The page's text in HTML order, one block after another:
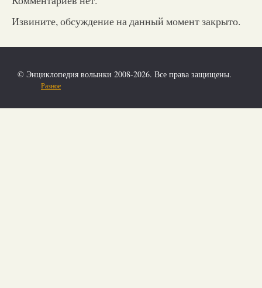
Извините, обсуждение на данный момент закрыто.
© Энциклопедия волынки 2008-2026. Все права защищены.
Разное